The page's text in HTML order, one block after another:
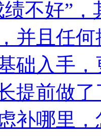
不好”
并且任
础入手
提前做
补哪里